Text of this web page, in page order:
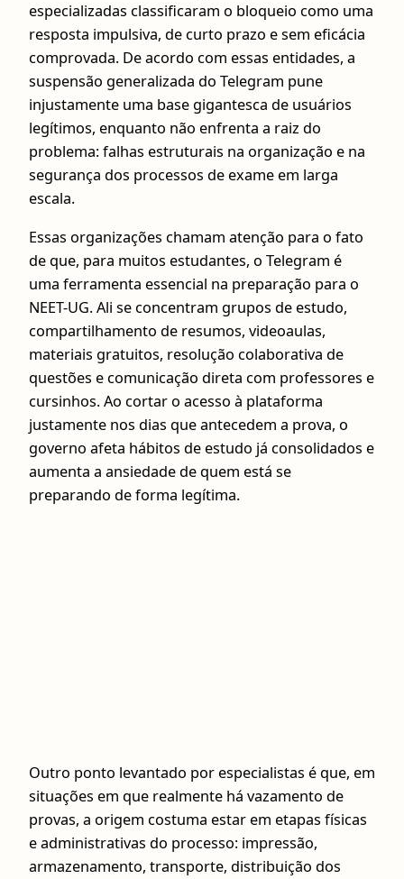
especializadas classificaram o bloqueio como uma
resposta impulsiva, de curto prazo e sem eficácia
comprovada. De acordo com essas entidades, a
suspensão generalizada do Telegram pune
injustamente uma base gigantesca de usuários
legítimos, enquanto não enfrenta a raiz do
problema: falhas estruturais na organização e na
segurança dos processos de exame em larga
escala.
Essas organizações chamam atenção para o fato
de que, para muitos estudantes, o Telegram é
uma ferramenta essencial na preparação para o
NEET-UG. Ali se concentram grupos de estudo,
compartilhamento de resumos, videoaulas,
materiais gratuitos, resolução colaborativa de
questões e comunicação direta com professores e
cursinhos. Ao cortar o acesso à plataforma
justamente nos dias que antecedem a prova, o
governo afeta hábitos de estudo já consolidados e
aumenta a ansiedade de quem está se
preparando de forma legítima.
Outro ponto levantado por especialistas é que, em
situações em que realmente há vazamento de
provas, a origem costuma estar em etapas físicas
e administrativas do processo: impressão,
armazenamento, transporte, distribuição dos